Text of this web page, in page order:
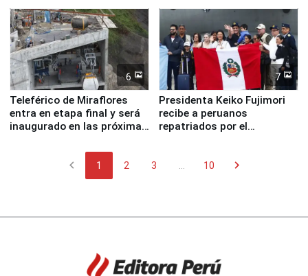
6
Teleférico de Miraflores
entra en etapa final y será
inaugurado en las próximas
7
Presidenta Keiko Fujimori
recibe a peruanos
repatriados por el
chevron_left 1 2 3 10 chevron_right